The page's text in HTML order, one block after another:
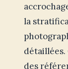
la
des